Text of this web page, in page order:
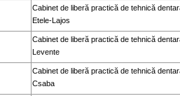
Cabinet de liberă practică de tehnică
Etele-Lajos
Cabinet de liberă practică de tehnică
Levente
Cabinet de liberă practică de tehnică
Csaba